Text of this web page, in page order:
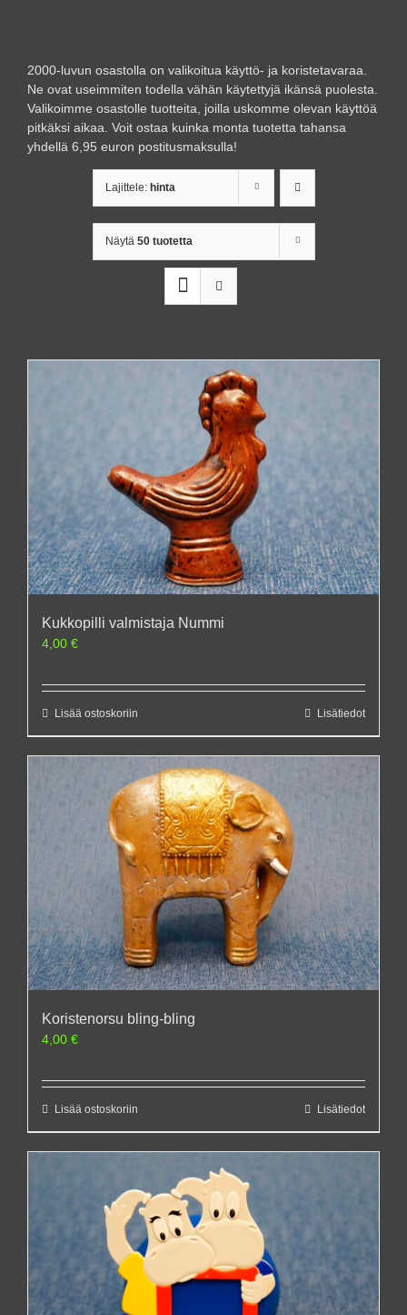
2000-luvun osastolla on valikoitua käyttö- ja koristetavaraa.
Ne ovat useimmiten todella vähän käytettyjä ikänsä puolesta.
Valikoimme osastolle tuotteita, joilla uskomme olevan käyttöä
pitkäksi aikaa. Voit ostaa kuinka monta tuotetta tahansa
yhdellä 6,95 euron postitusmaksulla!
Lajittele: hinta
Näytä 50 tuotetta
Kukkopilli valmistaja Nummi
4,00 €
Lisää ostoskoriin Lisätiedot
Koristenorsu bling-bling
4,00 €
Lisää ostoskoriin Lisätiedot